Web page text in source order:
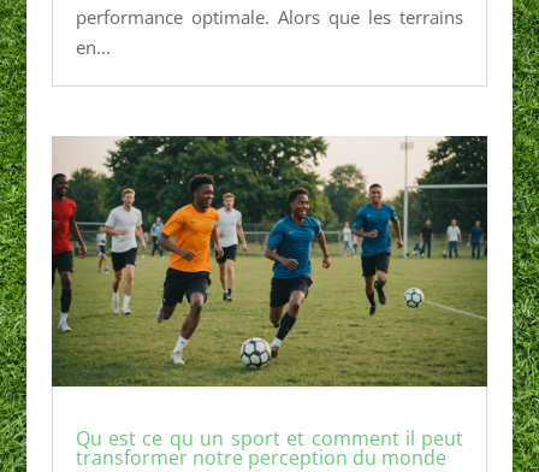
performance optimale. Alors que les terrains
en...
Qu est ce qu un sport et comment il peut
transformer notre perception du monde